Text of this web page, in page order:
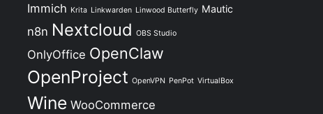
Immich Krita Linkwarden Linwood Butterfly Mautic
n8n Nextcloud OBS Studio
OnlyOffice OpenClaw
OpenProject OpenVPN PenPot VirtualBox
Wine WooCommerce